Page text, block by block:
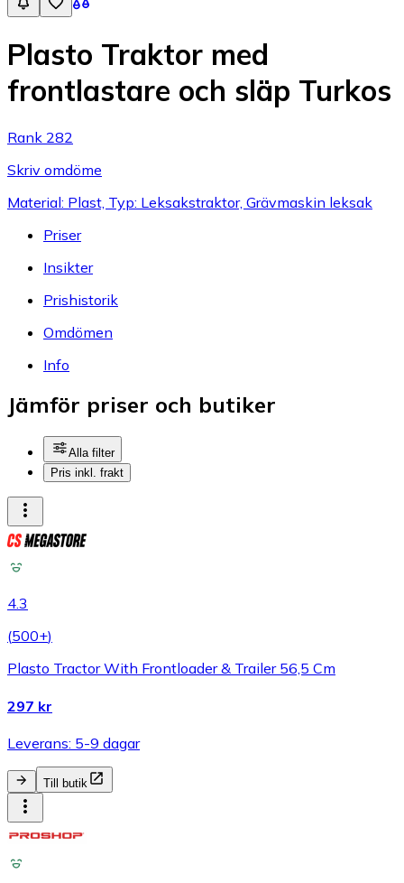
Plasto Traktor med
frontlastare och släp Turkos
Rank 282
Skriv omdöme
Material: Plast, Typ: Leksakstraktor, Grävmaskin leksak
Priser
Insikter
Prishistorik
Omdömen
Info
Jämför priser och butiker
Alla filter
Pris inkl. frakt
4.3
(500+)
Plasto Tractor With Frontloader & Trailer 56,5 Cm
297 kr
Leverans: 5-9 dagar
Till butik